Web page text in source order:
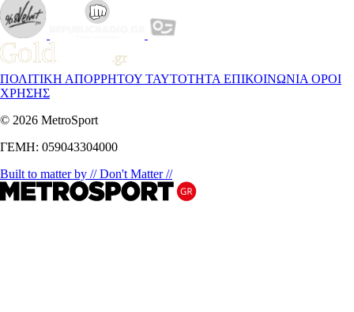
ΠΟΛΙΤΙΚΗ ΑΠΟΡΡΗΤΟΥ ΤΑΥΤΟΤΗΤΑ ΕΠΙΚΟΙΝΩΝΙΑ ΟΡΟΙ
ΧΡΗΣΗΣ
© 2026 MetroSport
ΓΕΜΗ: 059043304000
Built to matter by // Don't Matter //